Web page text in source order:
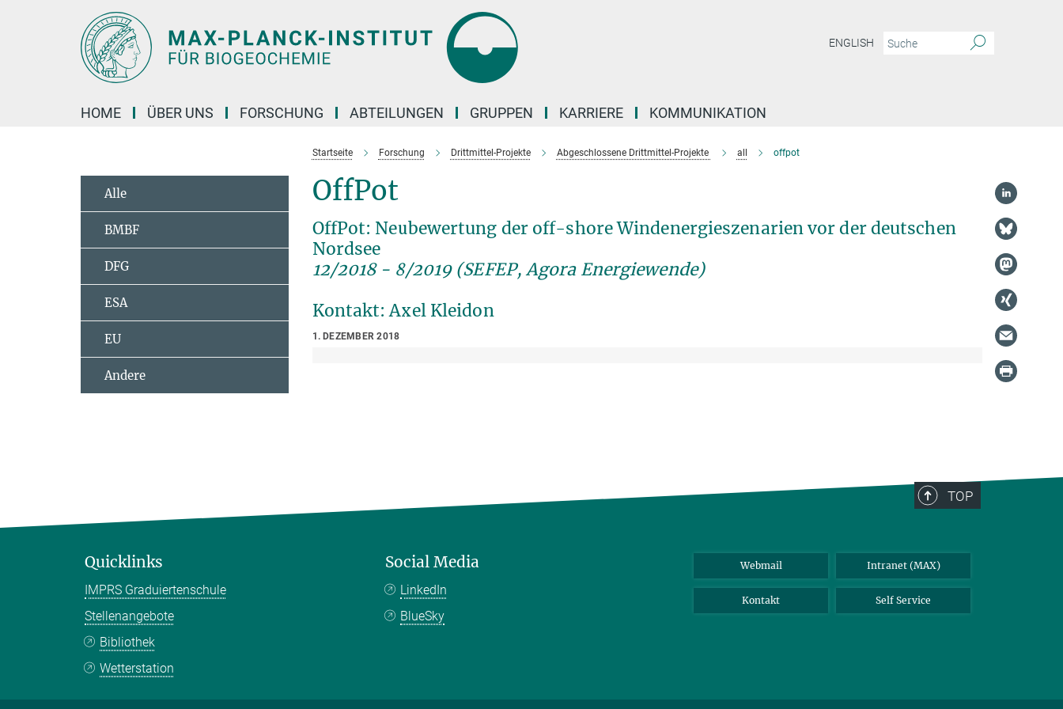
ENGLISH
HOME ÜBER UNS FORSCHUNG ABTEILUNGEN GRUPPEN KARRIERE KOMMUNIKATION
Startseite Forschung Drittmittel-Projekte Abgeschlossene Drittmittel-Projekte all offpot
OffPot
OffPot: Neubewertung der off-shore Windenergieszenarien vor der deutschen
Nordsee
12/2018 - 8/2019 (SEFEP, Agora Energiewende)
Kontakt: Axel Kleidon
1. DEZEMBER 2018
Alle
BMBF
DFG
ESA
EU
Andere
TOP
Quicklinks
IMPRS Graduiertenschule
Stellenangebote
Bibliothek
Wetterstation
Social Media
LinkedIn
BlueSky
Webmail Intranet (MAX)
Kontakt Self Service